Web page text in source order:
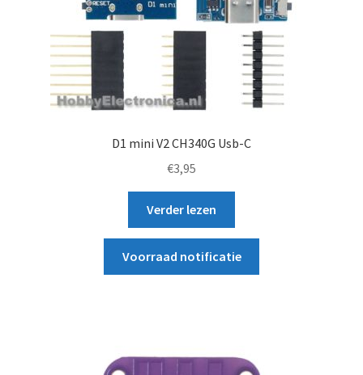
D1 mini V2 CH340G Usb-C
€3,95
Verder lezen
Voorraad notificatie